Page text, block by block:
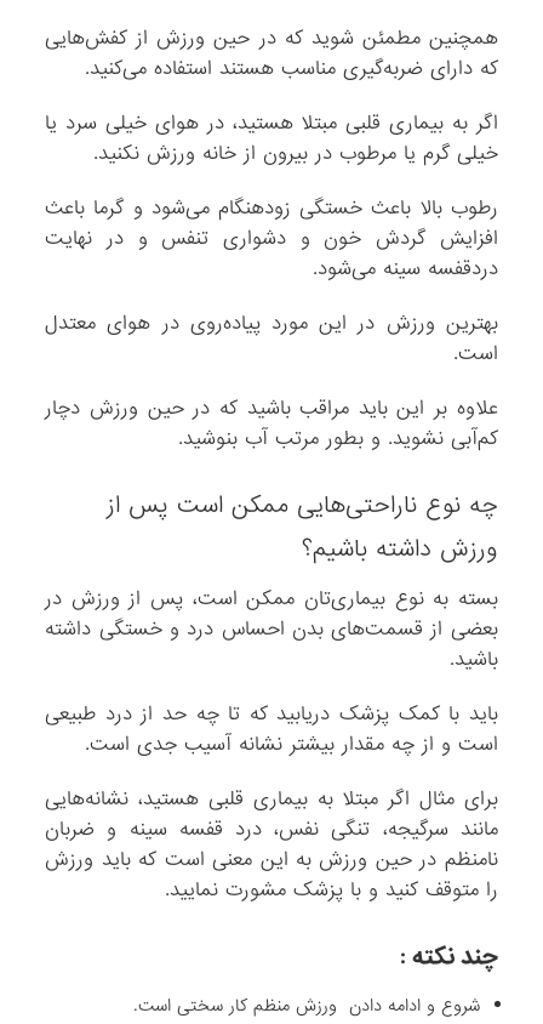
همچنین مطمئن شوید که در حین ورزش از کفش‌هایی
که دارای ضربه‌گیری مناسب هستند استفاده می‌کنید.
اگر به بیماری قلبی مبتلا هستید، در هوای خیلی سرد یا
خیلی گرم یا مرطوب در بیرون از خانه ورزش نکنید.
رطوب بالا باعث خستگی زودهنگام می‌شود و گرما باعث
افزایش گردش خون و دشواری تنفس و در نهایت
دردقفسه سینه می‌شود.
بهترین ورزش در این مورد پیاده‌روی در هوای معتدل
است.
علاوه بر این باید مراقب باشید که در حین ورزش دچار
کم‌آبی نشوید. و بطور مرتب آب بنوشید.
چه نوع ناراحتی‌هایی ممکن است پس از
ورزش داشته باشیم؟
بسته به نوع بیماری‌تان ممکن است، پس از ورزش در
بعضی از قسمت‌های بدن احساس درد و خستگی داشته
باشید.
باید با کمک پزشک دریابید که تا چه حد از درد طبیعی
است و از چه مقدار بیشتر نشانه آسیب جدی است.
برای مثال اگر مبتلا به بیماری قلبی هستید، نشانه‌هایی
مانند سرگیجه، تنگی نفس، درد قفسه سینه و ضربان
نامنظم در حین ورزش به این معنی است که باید ورزش
را متوقف کنید و با پزشک مشورت نمایید.
چند نکته :
شروع و ادامه دادن ورزش منظم کار سختی است.